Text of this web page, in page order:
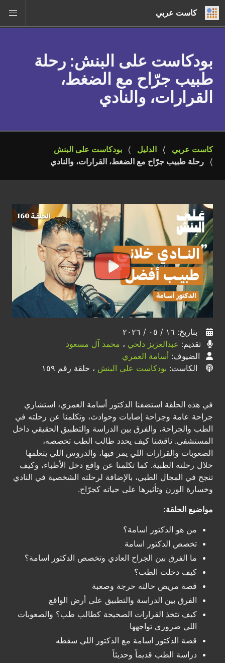
كاست عربي
بودكاست على البنش: رحلة
طبيب جرّاح مع الضغط،
القرارات، والنادي
كاست عربي الدليل
بودكاست على البنش
رحلة طبيب جرّاح مع الضغط، القرارات، والنادي
بتاريخ: ١٦ / ٠٥ / ٢٠٢٦
تقديم: عبدالعزيز دلحي ، محمد آل مسعود
الضيوف: أسامة العمري
الكاست: بودكاست على البنش ، حلقة رقم ١٥٩
في هذه الحلقة استضفنا الدكتور أسامة العمري، استشاري
جراحة عامة وجراحة إصابات وحوادث، وتكلمنا عن رحلته في
الطب والجراحة، والفرق بين الدراسة والتطبيق الحقيقي داخل
المستشفى. ناقشنا كيف يحدد طالب الطب تخصصه،
الصعوبات والقرارات اللي يمر فيها، والدروس اللي يتعلمها
خلال رحلته الطبية. كما تكلمنا عن واقع دخل الأطباء، وكيف
تنجح في المجال الطبي، بالإضافة لرحلته الشخصية في النادي
وخسارة الوزن وتأثيرها على حياته كجرّاح.
مواضيع الحلقة:
من هو الدكتور اسامة؟
تخصص الدكتور اسامة
ما الفرق بين الجراح العادي وتخصص الدكتور اسامة؟
كيف دخلت الطب؟
قصة مريض حالته حرجة وصعبة
الفرق بين الدراسة والتطبيق على أرض الواقع
كيف تتخذ القرارات الصحيحة كطالب طب؟ والصعوبات
اللي ضروري تواجهها
قصة الدكتور اسامة مع الدكتور اللي سقطه
دراسة الطب قديماً وحديثاً